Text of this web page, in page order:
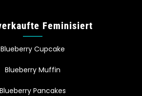
Feminisiert
Blueberry Cupcake
Blueberry Muffin
Blueberry Pancakes